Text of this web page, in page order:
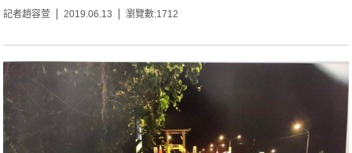
記者趙容萱 2019.06.13 瀏覽數:1712